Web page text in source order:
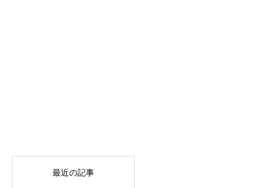
最近の記事